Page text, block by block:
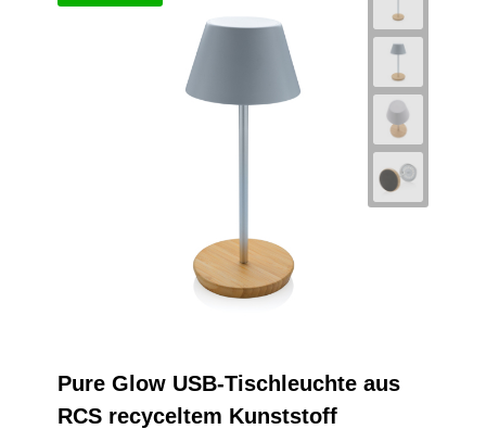
Pure Glow USB-Tischleuchte aus
RCS recyceltem Kunststoff